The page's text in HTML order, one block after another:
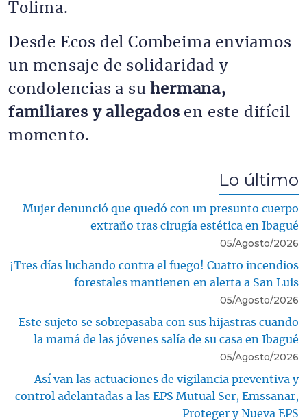
Tolima.
Desde Ecos del Combeima enviamos
un mensaje de solidaridad y
condolencias a suhermana,
familiares y allegados en este difícil
momento.
Lo último
Mujer denunció que quedó con un presunto cuerpo
extraño tras cirugía estética en Ibagué
05/Agosto/2026
¡Tres días luchando contra el fuego! Cuatro incendios
forestales mantienen en alerta a San Luis
05/Agosto/2026
Este sujeto se sobrepasaba con sus hijastras cuando
la mamá de las jóvenes salía de su casa en Ibagué
05/Agosto/2026
Así van las actuaciones de vigilancia preventiva y
control adelantadas a las EPS Mutual Ser, Emssanar,
Proteger y Nueva EPS